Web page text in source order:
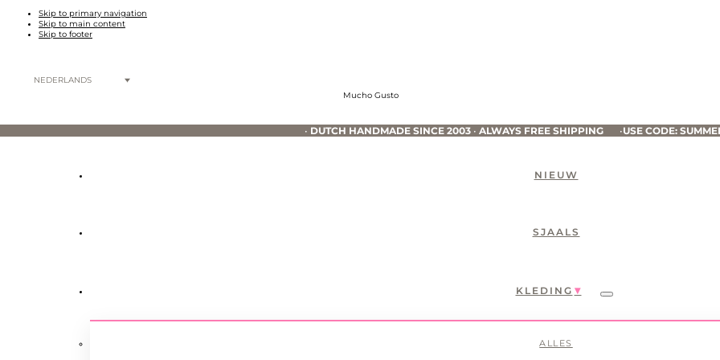
Skip to primary navigation
Skip to main content
Skip to footer
Mucho Gusto
• DUTCH HANDMADE SINCE 2003 • ALWAYS FREE SHIPPING •USE CODE:
NEDERLANDS
NIEUW
SJAALS
KLEDING
Submenu
ALLES